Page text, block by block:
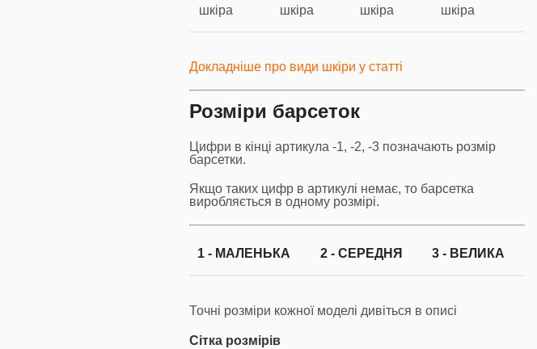
шкіра
шкіра
шкіра
шкіра
Докладніше про види шкіри у статті
Розміри барсеток
Цифри в кінці артикула -1, -2, -3 позначають розмір
барсетки.
Якщо таких цифр в артикулі немає, то барсетка
виробляється в одному розмірі.
1 - МАЛЕНЬКА 2 - СЕРЕДНЯ 3 - ВЕЛИКА
Точні розміри кожної моделі дивіться в описі
Сітка розмірів